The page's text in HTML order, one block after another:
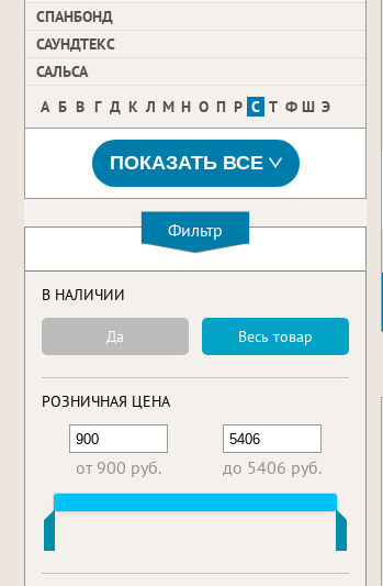
СПАНБОНД
САУНДТЕКС
САЛЬСА
А Б В Г Д К Л М Н О П Р С Т Ф Ш Э
ПОКАЗАТЬ ВСЕ
Фильтр
В НАЛИЧИИ
Да Весь товар
РОЗНИЧНАЯ ЦЕНА
от 900 руб. до 5406 руб.